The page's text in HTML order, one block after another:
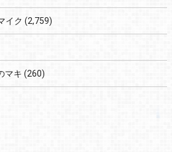
イク (2,759)
マキ (260)